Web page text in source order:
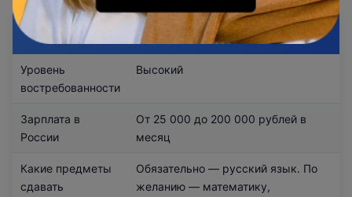
Главное о профессии «‎Менеджер»
Уровень
востребованности
Высокий
Зарплата в
России
От 25 000 до 200 000 рублей в
месяц
Какие предметы
сдавать
Обязательно — русский язык. По
желанию — математику,